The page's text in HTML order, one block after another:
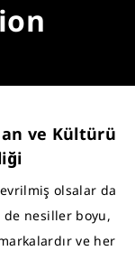
ve Kültürü
olsalar da
de nesiller boyu,
ve her